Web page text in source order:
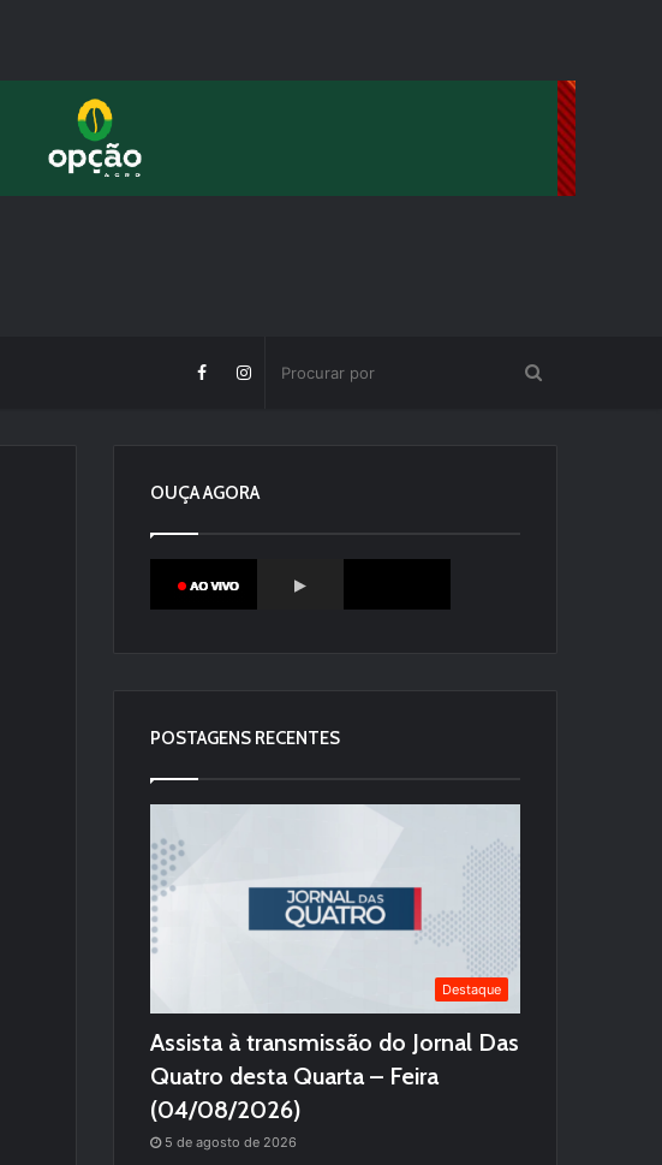
OUÇA AGORA
POSTAGENS RECENTES
Destaque
Assista à transmissão do Jornal Das
Quatro desta Quarta – Feira
(04/08/2026)
5 de agosto de 2026